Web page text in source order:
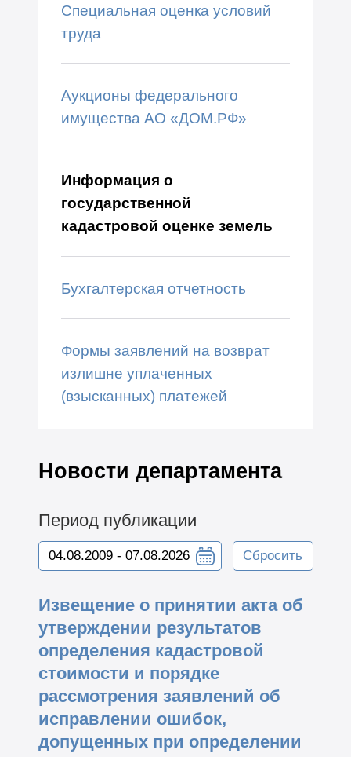
Специальная оценка условий
труда
Аукционы федерального
имущества АО «ДОМ.РФ»
Информация о
государственной
кадастровой оценке земель
Бухгалтерская отчетность
Формы заявлений на возврат
излишне уплаченных
(взысканных) платежей
Новости департамента
Период публикации
Сбросить
Извещение о принятии акта об
утверждении результатов
определения кадастровой
стоимости и порядке
рассмотрения заявлений об
исправлении ошибок,
допущенных при определении